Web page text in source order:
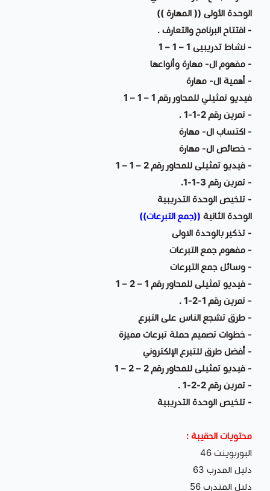
الوحدة الأولى (( المهارة ))
- افتتاح البرنامج والتعارف .
- نشاط تدريبيى 1 – 1 – 1
- مفهوم ال- مهارة وأنواعها
- أهمية ال- مهارة
فيديو تمثيلي للمحاور رقم 1 – 1 – 1
- تمرين رقم 2-1-1 .
- اكتساب ال- مهارة
- خصائص ال- مهارة
- فيديو تمثيلى للمحاور رقم 2 – 1 – 1
- تمرين رقم 3-1-1.
- تلخيص الوحدة التدريبية
الوحدة الثانية ((جمع التبرعات))
- تذكير بالوحدة الاولى
- مفهوم جمع التبرعات
- وسائل جمع التبرعات
- فيديو تمثيلى للمحاور رقم 1 – 2 – 1
- تمرين رقم 1-2-1 .
- طرق تشجع الناس على التبرع
- خطوات تصميم حملة تبرعات مميزة
- أفضل طرق للتبرع الإلكتروني
- فيديو تمثيلى للمحاور رقم 2 – 2 – 1
- تمرين رقم 2-2-1 .
- تلخيص الوحدة التدريبية
محتويات الحقيبة :
البوربوينت 46
دليل المدرب 63
دليل المتدرب 56